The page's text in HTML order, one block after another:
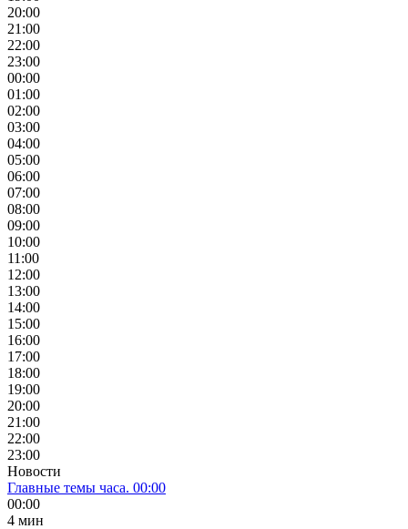
20:00
21:00
22:00
23:00
00:00
01:00
02:00
03:00
04:00
05:00
06:00
07:00
08:00
09:00
10:00
11:00
12:00
13:00
14:00
15:00
16:00
17:00
18:00
19:00
20:00
21:00
22:00
23:00
Новости
Главные темы часа. 00:00
00:00
4 мин